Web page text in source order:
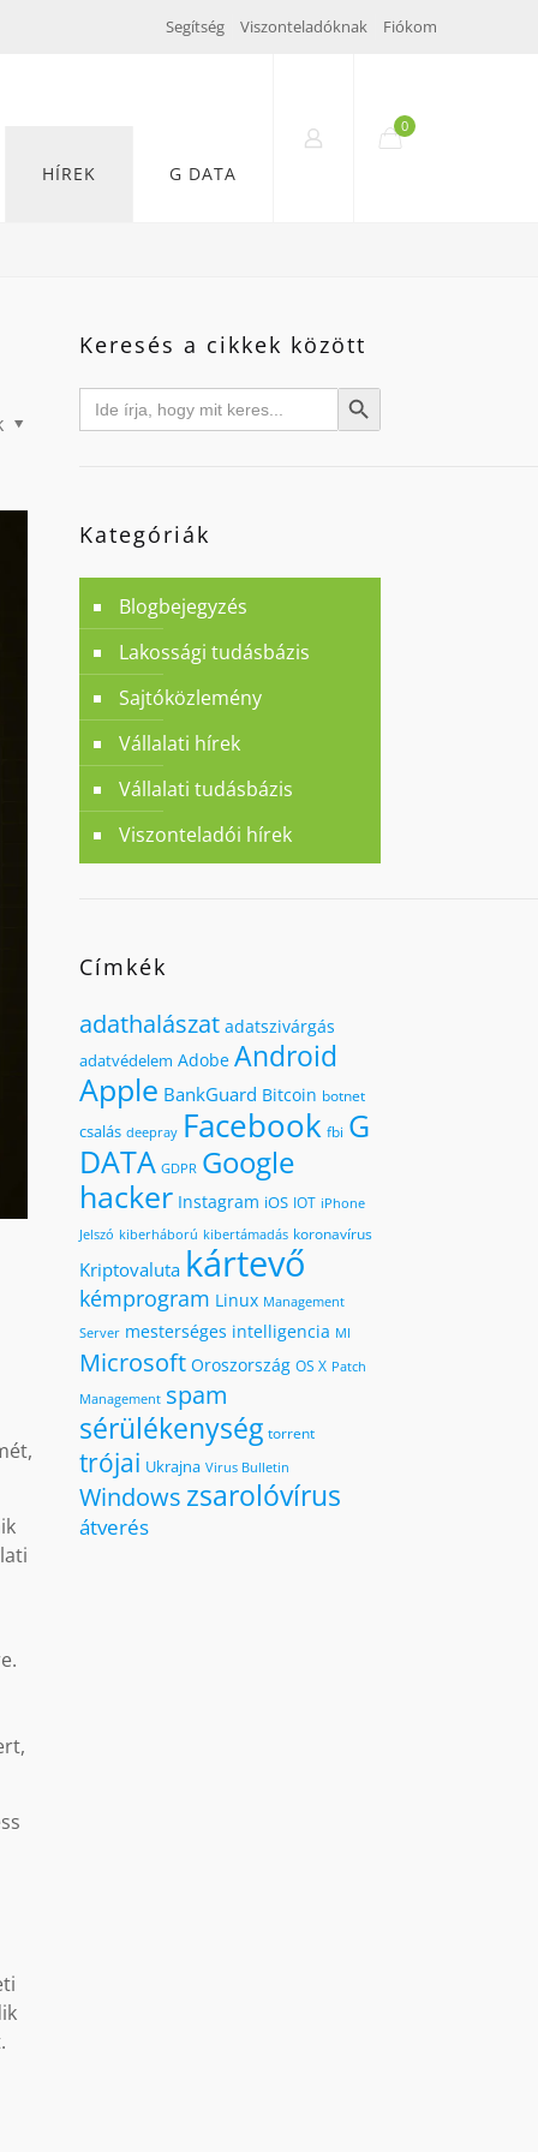
Segítség Viszonteladóknak Fiókom
HÍREK G DATA
0
Keresés a cikkek között
Search
for: Search Button
Kategóriák
Blogbejegyzés
Lakossági tudásbázis
Sajtóközlemény
Vállalati hírek
Vállalati tudásbázis
Viszonteladói hírek
Címkék
adathalászat adatszivárgás
adatvédelem Adobe Android
Apple BankGuard Bitcoin botnet
csalás deepray Facebook fbi G
DATA GDPR Google
hacker Instagram iOS IOT iPhone
Jelszó kiberháború kibertámadás koronavírus
Kriptovaluta kártevő
kémprogram Linux Management
Server mesterséges intelligencia MI
Microsoft Oroszország OS X Patch
Management spam
sérülékenység torrent
trójai Ukrajna Virus Bulletin
Windowszsarolóvírus
átverés